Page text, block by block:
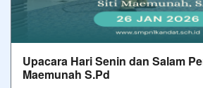
Upacara Hari Senin dan Salam
Maemunah S.Pd